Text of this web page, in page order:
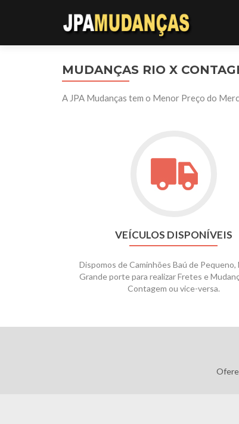
MUDANÇAS RIO X
A JPA Mudanças tem o Menor Preço do
VEÍCULOS DISPONÍVEIS
Dispomos de Caminhões Baú de Pequeno,
Grande porte para realizar Fretes e
Contagem ou vice-versa.